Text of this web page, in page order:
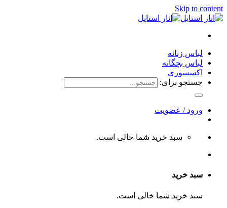
Skip to content
لباس زنانه
لباس بچگانه
اکسسوری
جستجو برای:
ورود / عضویت
سبد خرید شما خالی است.
سبد خرید
سبد خرید شما خالی است.